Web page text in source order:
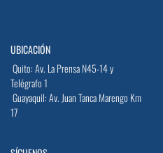
UBICACIÓN
Quito: Av. La Prensa N45-14 y
Telégrafo 1
Guayaquil: Av. Juan Tanca Marengo Km
17